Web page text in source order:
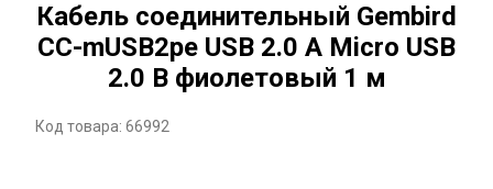
Кабель соединительный Gembird
CC-mUSB2pe USB 2.0 A Micro USB
2.0 B фиолетовый 1 м
Код товара: 66992